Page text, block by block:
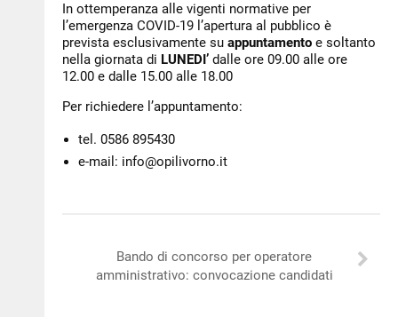
In ottemperanza alle vigenti normative per
l’emergenza COVID-19 l’apertura al pubblico è
prevista esclusivamente su appuntamento e soltanto
nella giornata di LUNEDI’ dalle ore 09.00 alle ore
12.00 e dalle 15.00 alle 18.00
Per richiedere l’appuntamento:
tel. 0586 895430
e-mail: info@opilivorno.it
Bando di concorso per operatore
amministrativo: convocazione candidati